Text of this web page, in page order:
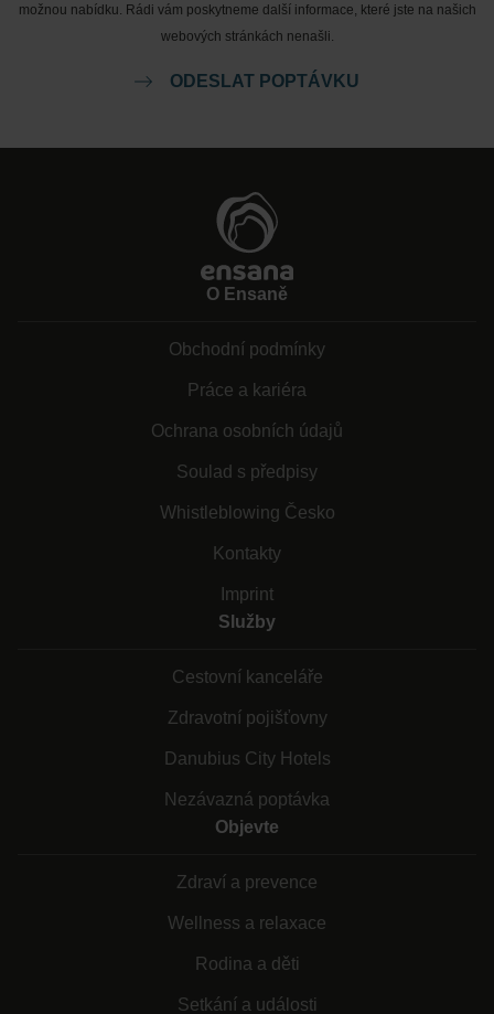
možnou nabídku. Rádi vám poskytneme další informace, které jste na našich
webových stránkách nenašli.
ODESLAT POPTÁVKU
O Ensaně
Obchodní podmínky
Práce a kariéra
Ochrana osobních údajů
Soulad s předpisy
Whistleblowing Česko
Kontakty
Imprint
Služby
Cestovní kanceláře
Zdravotní pojišťovny
Danubius City Hotels
Nezávazná poptávka
Objevte
Zdraví a prevence
Wellness a relaxace
Rodina a děti
Setkání a události